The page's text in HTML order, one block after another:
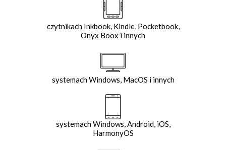
czytnikach Inkbook, Kindle, Pocketbook,
Onyx Boox i innych
systemach Windows, MacOS i innych
systemach Windows, Android, iOS,
HarmonyOS